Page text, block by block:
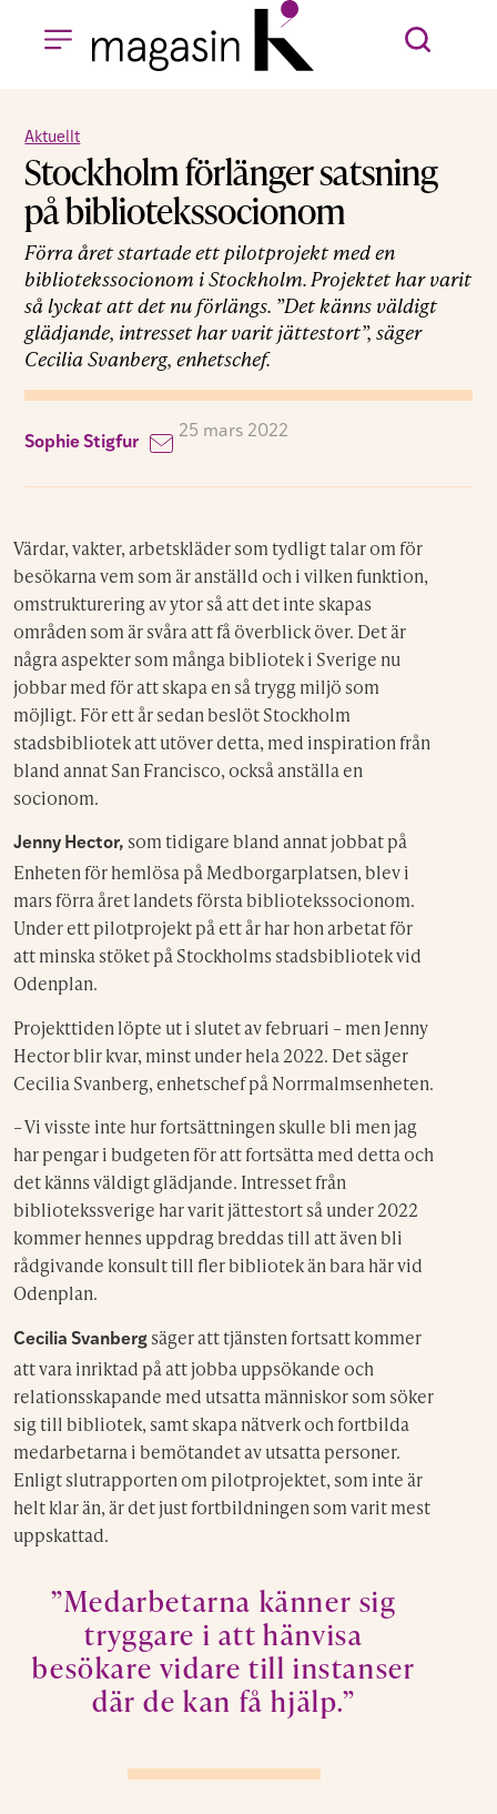
Aktuellt
Stockholm förlänger satsning
på bibliotekssocionom
Förra året startade ett pilotprojekt med en
bibliotekssocionom i Stockholm. Projektet har varit
så lyckat att det nu förlängs. ”Det känns väldigt
glädjande, intresset har varit jättestort”, säger
Cecilia Svanberg, enhetschef.
Sophie Stigfur
25 mars 2022
Värdar, vakter, arbetskläder som tydligt talar om för
besökarna vem som är anställd och i vilken funktion,
omstrukturering av ytor så att det inte skapas
områden som är svåra att få överblick över. Det är
några aspekter som många bibliotek i Sverige nu
jobbar med för att skapa en så trygg miljö som
möjligt. För ett år sedan beslöt Stockholm
stadsbibliotek att utöver detta, med inspiration från
bland annat San Francisco, också anställa en
socionom.
Jenny Hector, som tidigare bland annat jobbat på
Enheten för hemlösa på Medborgarplatsen, blev i
mars förra året landets första bibliotekssocionom.
Under ett pilotprojekt på ett år har hon arbetat för
att minska stöket på Stockholms stadsbibliotek vid
Odenplan.
Projekttiden löpte ut i slutet av februari – men Jenny
Hector blir kvar, minst under hela 2022. Det säger
Cecilia Svanberg, enhetschef på Norrmalmsenheten.
– Vi visste inte hur fortsättningen skulle bli men jag
har pengar i budgeten för att fortsätta med detta och
det känns väldigt glädjande. Intresset från
bibliotekssverige har varit jättestort så under 2022
kommer hennes uppdrag breddas till att även bli
rådgivande konsult till fler bibliotek än bara här vid
Odenplan.
Cecilia Svanberg säger att tjänsten fortsatt kommer
att vara inriktad på att jobba uppsökande och
relationsskapande med utsatta människor som söker
sig till bibliotek, samt skapa nätverk och fortbilda
medarbetarna i bemötandet av utsatta personer.
Enligt slutrapporten om pilotprojektet, som inte är
helt klar än, är det just fortbildningen som varit mest
uppskattad.
”Medarbetarna känner sig
tryggare i att hänvisa
besökare vidare till instanser
där de kan få hjälp.”